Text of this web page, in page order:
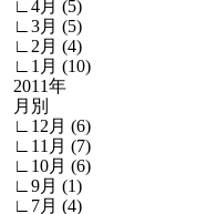
∟4月 (5)
∟3月 (5)
∟2月 (4)
∟1月 (10)
2011年
月別
∟12月 (6)
∟11月 (7)
∟10月 (6)
∟9月 (1)
∟7月 (4)